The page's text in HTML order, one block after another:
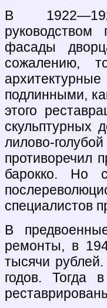
В
фасады
сожалению,
подлинными,
этого
скульптурных
лилово-
противоречил
барокко. Но
специалистов
В
ремонты, в
тысячи
годов. Тогда